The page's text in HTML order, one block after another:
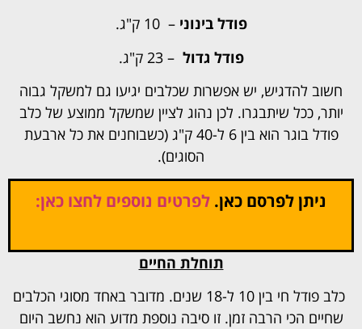
פודל בינוני – 10 ק"ג.
פודל גדול – 23 ק"ג.
חשוב להדגיש, יש אפשרות שכלבים יגיעו גם למשקל גבוה
יותר, ככל שיתבגרו. לכן נהוג לציין שמשקל ממוצע של כלב
פודל בוגר הוא בין 6 ל-40 ק"ג (כשבוחנים את כל ארבעת
הסוגים).
ניתן לפרסם כאן. לפרטים נוספים לחצו כאן:
תוחלת החיים
כלב פודל חי בין 10 ל-18 שנים. מדובר באחד מסוגי הכלבים
שחיים הכי הרבה זמן. זו סיבה נוספת מדוע הוא נחשב היום